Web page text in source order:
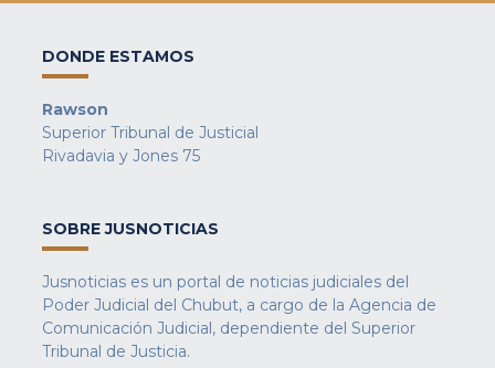
DONDE ESTAMOS
Rawson
Superior Tribunal de Justicial
Rivadavia y Jones 75
SOBRE JUSNOTICIAS
Jusnoticias es un portal de noticias judiciales del
Poder Judicial del Chubut, a cargo de la Agencia de
Comunicación Judicial, dependiente del Superior
Tribunal de Justicia.